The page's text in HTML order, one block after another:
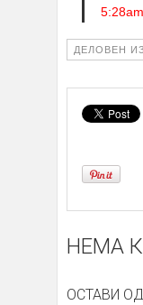
ДЕЛОВЕН
НЕМА
ОСТАВИ